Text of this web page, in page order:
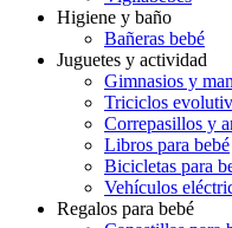
Higiene y baño
Bañeras bebé
Juguetes y actividad
Gimnasios y
Triciclos
Correpasillos y
Libros para bebé
Bicicletas para
Vehículos
Regalos para bebé